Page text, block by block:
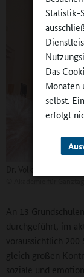
Statistik-
Das
Monaten
selbst.
erfolgt
An 13
durchgeführt, im
voraussichtlich
gleich großen
soziale und